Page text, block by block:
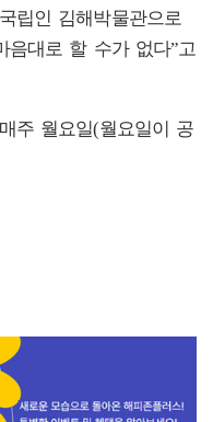
립인 김해박물관으로
대로 할 수가 없다”고
주 월요일(월요일이 공